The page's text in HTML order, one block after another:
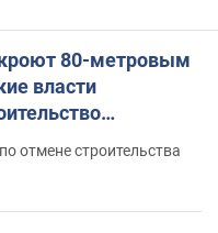
80-метровым
власти
отмене строительства